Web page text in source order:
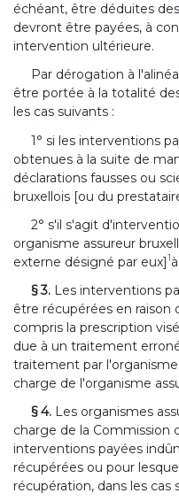
échéant, être déduites
devront être payées, à
intervention ultérieure.
Par dérogation à
être portée à la totalité
les cas suivants :
1° si les interventions
obtenues à la suite de
déclarations fausses ou
bruxellois [ou du
2° s'il s'agit
organisme assureur
externe désigné par eux]1
§ 3. Les interventions
être récupérées en raison
compris la prescription
due à un traitement
traitement par l'organisme
charge de l'organisme
§ 4. Les organismes
charge de la
interventions payées
récupérées ou pour
récupération, dans les cas